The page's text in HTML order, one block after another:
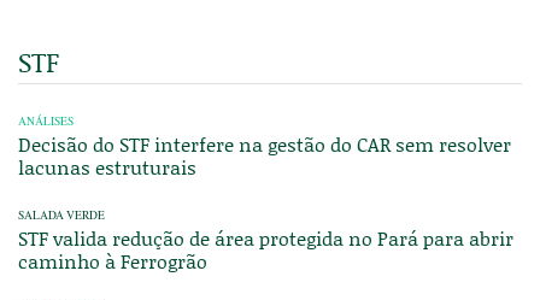
STF
ANÁLISES
Decisão do STF interfere na gestão do CAR sem resolver
lacunas estruturais
SALADA VERDE
STF valida redução de área protegida no Pará para abrir
caminho à Ferrogrão